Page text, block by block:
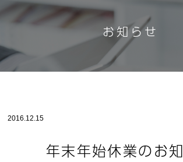
お知らせ
2016.12.15
年末年始休業のお